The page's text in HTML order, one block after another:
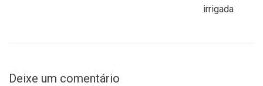
irrigada
Deixe um comentário